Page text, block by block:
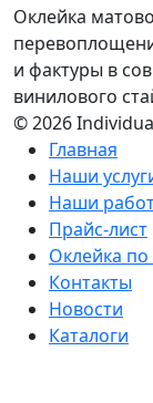
Оклейка
и фактуры в
винилового
© 2026
Главная
Наши
Наши
Прайс-лист
Оклейка
Контакты
Новости
Каталоги